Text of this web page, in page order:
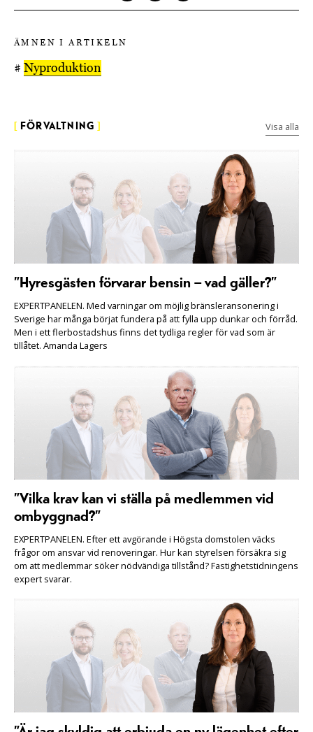
ÄMNEN I ARTIKELN
# Nyproduktion
FÖRVALTNING Visa alla
”Hyresgästen förvarar bensin – vad gäller?”
EXPERTPANELEN. Med varningar om möjlig bränsleransonering i
Sverige har många börjat fundera på att fylla upp dunkar och förråd.
Men i ett flerbostadshus finns det tydliga regler för vad som är
tillåtet. Amanda Lagers
”Vilka krav kan vi ställa på medlemmen vid
ombyggnad?”
EXPERTPANELEN. Efter ett avgörande i Högsta domstolen väcks
frågor om ansvar vid renoveringar. Hur kan styrelsen försäkra sig
om att medlemmar söker nödvändiga tillstånd? Fastighetstidningens
expert svarar.